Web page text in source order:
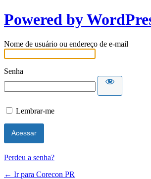
Powered by
Nome de usuário ou endereço de e-mail
Senha
Lembrar-me
Perdeu a senha?
← Ir para Corecon PR